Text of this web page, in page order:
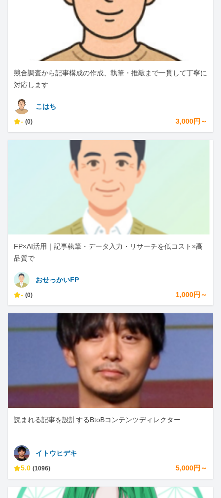
競合調査から記事構成の作成、執筆・推敲まで一貫して丁寧に
対応します
こはち
- (0) 3,000円～
FP×AI活用｜記事執筆・データ入力・リサーチを低コスト×高
品質で
おせっかいFP
- (0) 1,000円～
読まれる記事を設計するBtoBコンテンツディレクター
イトウヒデキ
5.0 (1096) 5,000円～